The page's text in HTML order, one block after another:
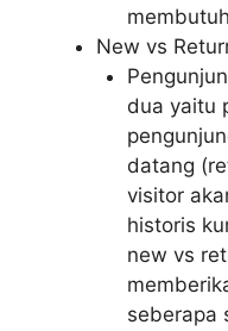
New vs
dua yaitu
datang
visitor
historis
new vs
seberapa